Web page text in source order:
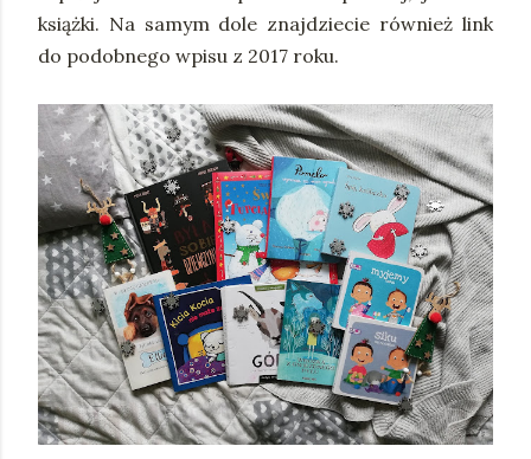
książki. Na samym dole znajdziecie również link
do podobnego wpisu z 2017 roku.